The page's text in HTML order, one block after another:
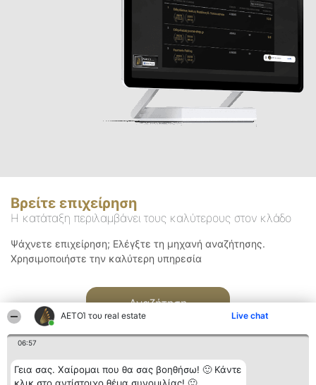
ΑΕΤΟΊ του real estate Live chat
06:57
Γεια σας. Χαίρομαι που θα σας βοηθήσω! 🙂 Κάντε
Βρείτε επιχείρηση
Η κατάταξη περιλαμβάνει τους καλύτερους στον κλάδο
Ψάχνετε επιχείρηση; Ελέγξτε τη μηχανή αναζήτησης.
Χρησιμοποιήστε την καλύτερη υπηρεσία
Αναζήτηση